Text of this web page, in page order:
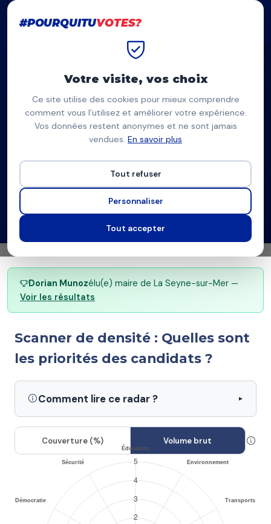
#POURQUITUVOTES?
Municipales La Seyne-sur-Mer
2026
Le comparateur de programmes indépendant
CANDIDATS
36
PROPOSITIONS THÉMATIQUES
Partager :
Dorian Munozélu(e) maire de La Seyne-sur-Mer —
Voir les résultats
Scanner de densité : Quelles sont
les priorités des candidats ?
Comment lire ce radar ?
Couverture (%) Volume brut
#POURQUITUVOTES?
Votre visite, vos choix
Ce site utilise des cookies pour mieux comprendre
comment vous l’utilisez et améliorer votre expérience.
Vos données restent anonymes et ne sont jamais
vendues. En savoir plus
Tout refuser
Personnaliser
Tout accepter